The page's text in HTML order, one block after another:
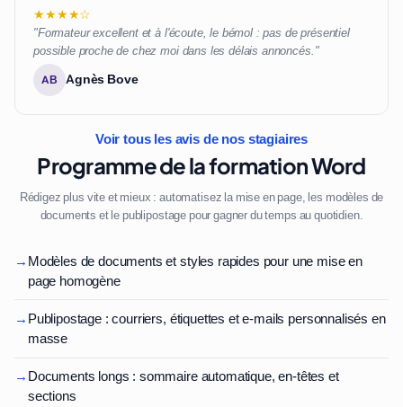
★★★★☆
"Formateur excellent et à l'écoute, le bémol : pas de présentiel
possible proche de chez moi dans les délais annoncés."
AB Agnès Bove
Voir tous les avis de nos stagiaires
Programme de la formation Word
Rédigez plus vite et mieux : automatisez la mise en page, les modèles de
documents et le publipostage pour gagner du temps au quotidien.
→ Modèles de documents et styles rapides pour une mise en
page homogène
→ Publipostage : courriers, étiquettes et e-mails personnalisés en
masse
→ Documents longs : sommaire automatique, en-têtes et
sections